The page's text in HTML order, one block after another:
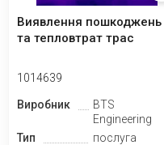
Виявлення пошкоджень
та тепловтрат трас
1014639
Виробник
BTS
Engineering
Тип
послуга